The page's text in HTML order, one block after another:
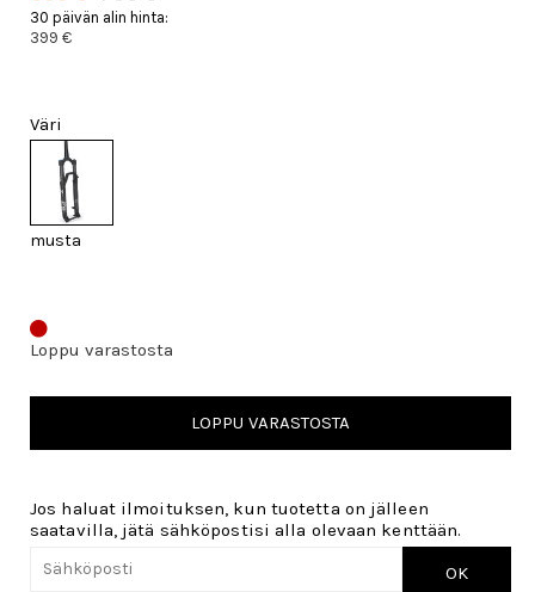
30 päivän alin hinta:
399 €
Väri
musta
Loppu varastosta
LOPPU VARASTOSTA
Jos haluat ilmoituksen, kun tuotetta on jälleen
saatavilla, jätä sähköpostisi alla olevaan kenttään.
OK